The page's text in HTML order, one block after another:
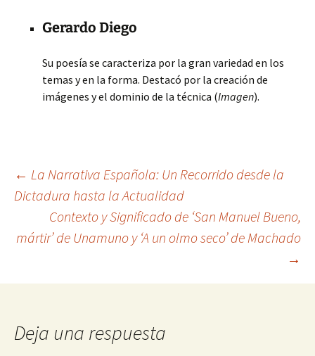
Gerardo Diego
Su poesía se caracteriza por la gran variedad en los
temas y en la forma. Destacó por la creación de
imágenes y el dominio de la técnica (Imagen).
Navegación
de
entradas
← La Narrativa Española: Un Recorrido desde la
Dictadura hasta la Actualidad
Contexto y Significado de ‘San Manuel Bueno,
mártir’ de Unamuno y ‘A un olmo seco’ de Machado
→
Deja una respuesta